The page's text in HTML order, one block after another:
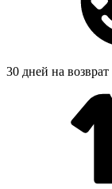
30 дней на возврат